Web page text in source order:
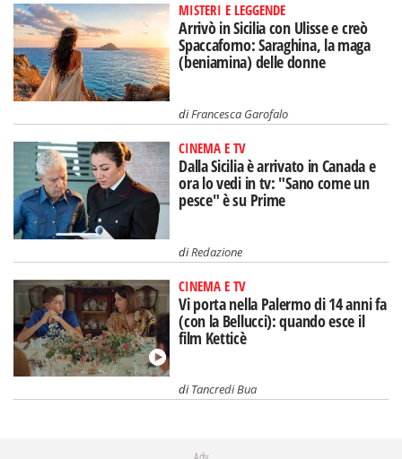
MISTERI E LEGGENDE
Arrivò in Sicilia con Ulisse e creò
Spaccaforno: Saraghina, la maga
(beniamina) delle donne
diFrancesca Garofalo
CINEMA E TV
Dalla Sicilia è arrivato in Canada e
ora lo vedi in tv: "Sano come un
pesce" è su Prime
diRedazione
CINEMA E TV
Vi porta nella Palermo di 14 anni fa
(con la Bellucci): quando esce il
film Ketticè
diTancredi Bua